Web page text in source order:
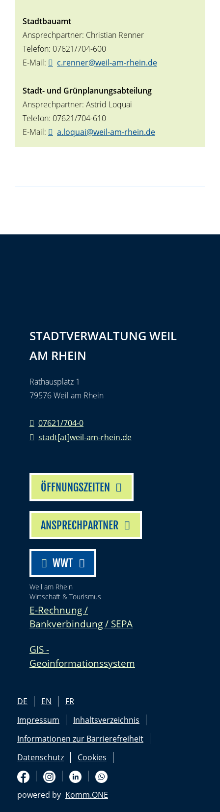
Stadtbauamt
Ansprechpartner: Christian Renner
Telefon: 07621/704-600
E-Mail:
c.renner@weil-am-rhein.de
Stadt- und Grünplanungsabteilung
Ansprechpartner: Astrid Loquai
Telefon: 07621/704-610
E-Mail:
a.loquai@weil-am-rhein.de
STADTVERWALTUNG WEIL
AM RHEIN
Rathausplatz 1
79576 Weil am Rhein
07621/704-0
stadt[at]weil-am-rhein.de
ÖFFNUNGSZEITEN
ANSPRECHPARTNER
WWT
Weil am Rhein
Wirtschaft & Tourismus
E-Rechnung /
Bankverbindung / SEPA
GIS -
Geoinformationssystem
DE EN
FR
Impressum
Inhaltsverzeichnis
Informationen zur Barrierefreiheit
Datenschutz
Cookies
powered by Komm.ONE